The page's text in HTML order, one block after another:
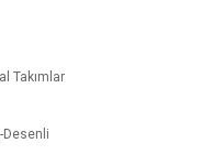
Takımlar
Desenli